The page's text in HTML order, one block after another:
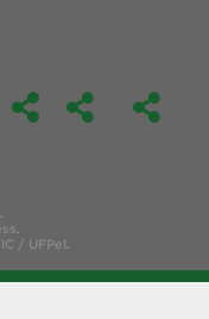
.
/ UFPel.